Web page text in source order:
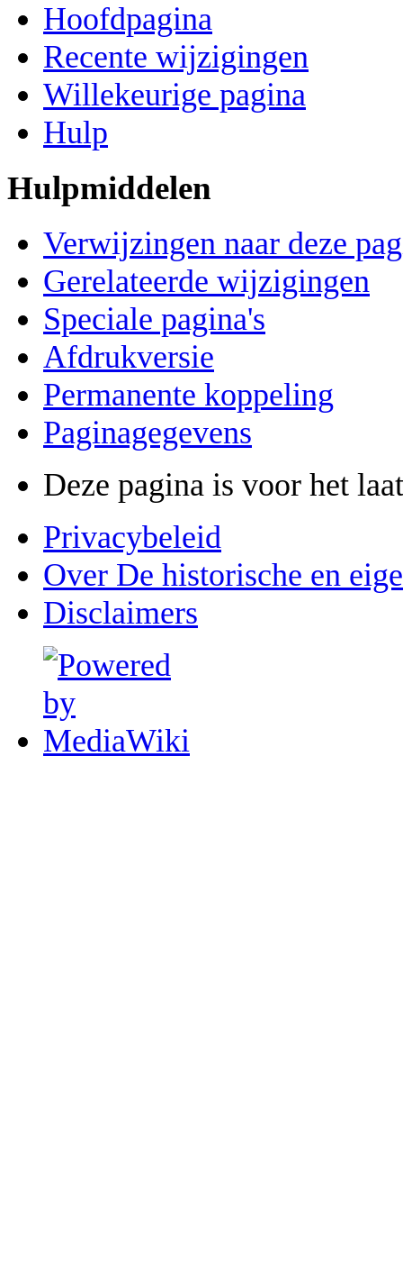
Hoofdpagina
Recente wijzigingen
Willekeurige pagina
Hulp
Hulpmiddelen
Verwijzingen naar deze
Gerelateerde wijzigingen
Speciale pagina's
Afdrukversie
Permanente koppeling
Paginagegevens
Deze pagina is voor het
Privacybeleid
Over De historische en
Disclaimers